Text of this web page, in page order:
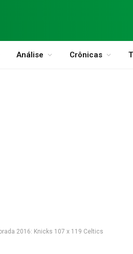
Análise Crônicas
2016: Knicks 107 x 119 Celtics